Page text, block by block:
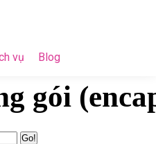
vụ Blog
gói
Go!